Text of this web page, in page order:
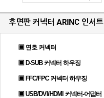
후면판 커넥터 ARINC 인서트
▣ 연호 커넥터
▣ D-SUB 커넥터 하우징
▣ FFC/FPC 커넥터 하우징
▣ USB/DVI/HDMI 커넥터-어댑터